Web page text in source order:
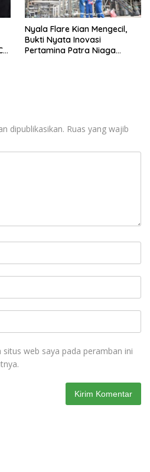
Nyala Flare Kian Mengecil,
Bukti Nyata Inovasi
Pertamina Patra Niaga
dipublikasikan. Ruas yang wajib
web saya pada peramban ini